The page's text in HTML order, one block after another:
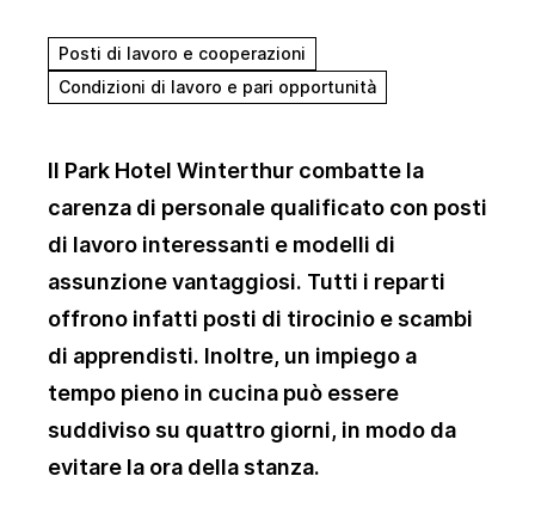
Posti di lavoro e cooperazioni
Condizioni di lavoro e pari opportunità
Il Park Hotel Winterthur combatte la
carenza di personale qualificato con posti
di lavoro interessanti e modelli di
assunzione vantaggiosi. Tutti i reparti
offrono infatti posti di tirocinio e scambi
di apprendisti. Inoltre, un impiego a
tempo pieno in cucina può essere
suddiviso su quattro giorni, in modo da
evitare la ora della stanza.